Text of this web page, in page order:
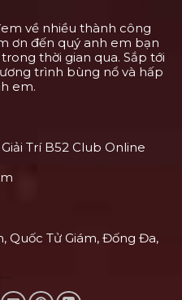
về nhiều thành công
ơn đến quý anh em bạn
thời gian qua. Sắp tới
trình bùng nổ và hấp
em.
Trí B52 Club Online
Quốc Tử Giám, Đống Đa,